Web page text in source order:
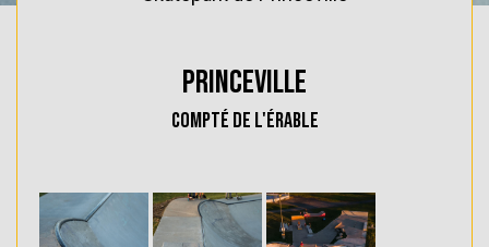
Princeville
Compté de l'Érable